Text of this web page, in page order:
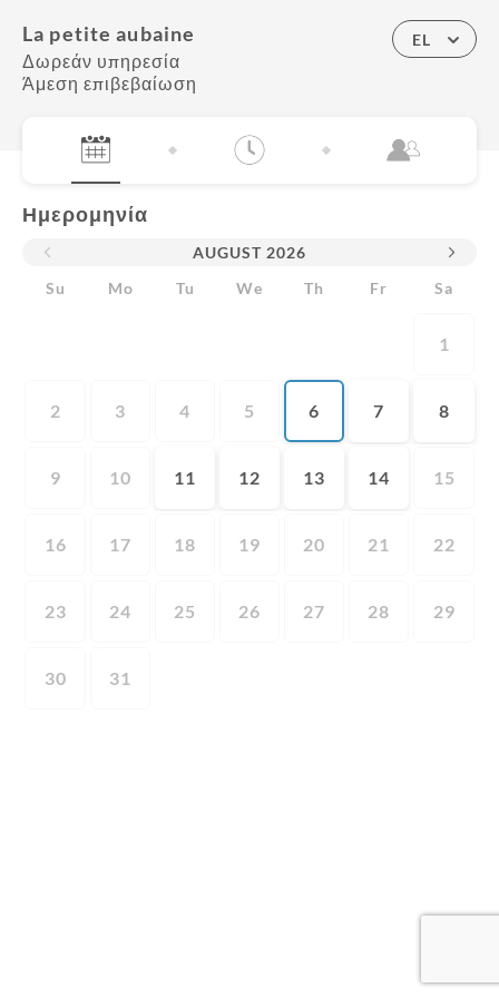
La petite aubaine
Δωρεάν υπηρεσία
Άμεση επιβεβαίωση
EL
Ημερομηνία
AUGUST 2026
Su
Mo Tu We Th Fr Sa
1
2 3 4 5 6 7 8
9 10 11 12 13 14 15
16 17 18 19 20 21 22
23 24 25 26 27 28 29
30 31